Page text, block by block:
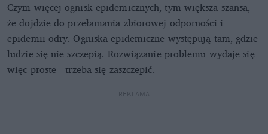
Czym więcej ognisk epidemicznych, tym większa szansa,
że dojdzie do przełamania zbiorowej odporności i
epidemii odry. Ogniska epidemiczne występują tam, gdzie
ludzie się nie szczepią. Rozwiązanie problemu wydaje się
więc proste - trzeba się zaszczepić.
REKLAMA